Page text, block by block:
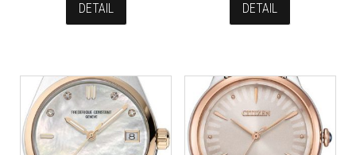
DETAIL DETAIL